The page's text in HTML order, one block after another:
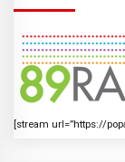
[stream url=”https://